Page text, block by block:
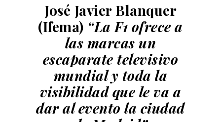
José Javier Blanquer
(Ifema) “La F1 ofrece a
las marcas un
escaparate televisivo
mundial y toda la
visibilidad que le va a
dar al evento la ciudad